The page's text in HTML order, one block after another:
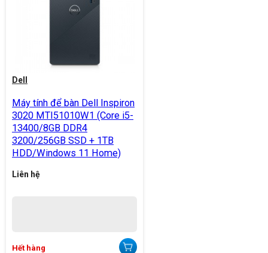
Dell
Máy tính để bàn Dell Inspiron
3020 MTI51010W1 (Core i5-
13400/8GB DDR4
3200/256GB SSD + 1TB
HDD/Windows 11 Home)
Liên hệ
Hết hàng